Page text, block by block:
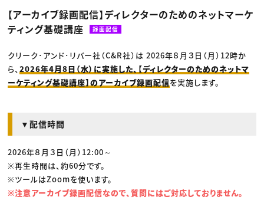
C＆R Magazine
Web
映像
ゲーム・エンタメ
広告
出版
CREATIVE VILLAGEからのお知らせ
プロフェッショナル×つながる×メディア
【アーカイブ録画配信】ディレクターのためのネットマーケ
ティング基礎講座
録画配信
クリーク･アンド･リバー社（C&R社）は 2026年８月３日（月）12時か
ら、2026年4月8日（水）に実施した、【ディレクターのためのネットマ
ーケティング基礎講座】のアーカイブ録画配信を実施します。
▼配信時間
2026年８月３日（月）12:00～
※再生時間は、約60分です。
※ツールはZoomを使います。
※注意アーカイブ録画配信なので、質問にはご対応しておりません。